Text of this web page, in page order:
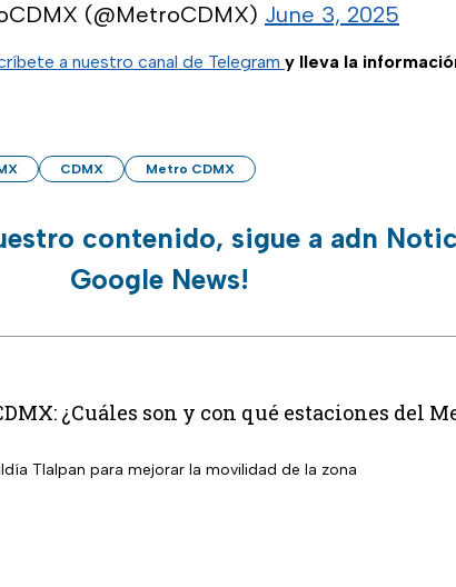
(@MetroCDMX) June 3, 2025
a nuestro canal de Telegram y lleva la
CDMX Metro CDMX
contenido, sigue a adn
Google News!
¿Cuáles son y con qué estaciones del
Tlalpan para mejorar la movilidad de la zona